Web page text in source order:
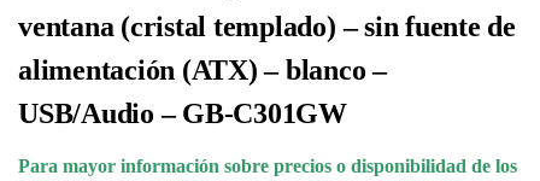
ventana (cristal templado) – sin fuente de
alimentación (ATX) – blanco –
USB/Audio – GB-C301GW
Para mayor información sobre precios o disponibilidad de los